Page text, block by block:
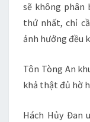
sẽ không phân
thứ nhất, chỉ
ảnh hưởng đều
Tôn Tòng An
khả thật đủ hờ
Hách Hủy Đan